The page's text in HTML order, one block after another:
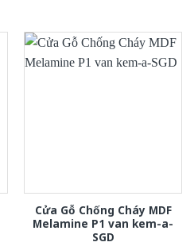
Cửa Gỗ Chống Cháy MDF
Melamine P1 van kem-a-
SGD